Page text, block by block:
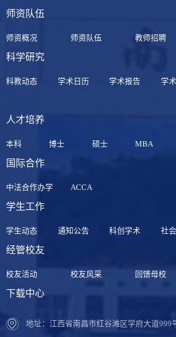
师资队伍
师资概况 师资队伍 教师招聘
科学研究
科教动态 学术日历 学术报告 学
人才培养
本科 博士 硕士 MBA
国际合作
中法合作办学 ACCA
学生工作
学生动态 通知公告 科创学术 社
经管校友
校友活动 校友风采 回馈母校
下载中心
地址：江西省南昌市红谷滩区学府大道999